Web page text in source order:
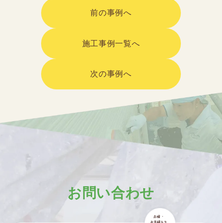
前の事例へ
施工事例一覧へ
次の事例へ
お問い合わせ